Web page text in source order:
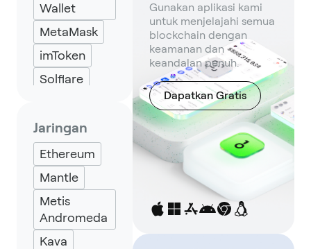
Wallet
MetaMask
imToken
Solflare
Keplr
Eternl
Jaringan
Ethereum
Mantle
Metis
Andromeda
Kava
Gunakan aplikasi kami
untuk menjelajahi semua
blockchain dengan
keamanan dan
keandalan penuh.
Dapatkan Gratis